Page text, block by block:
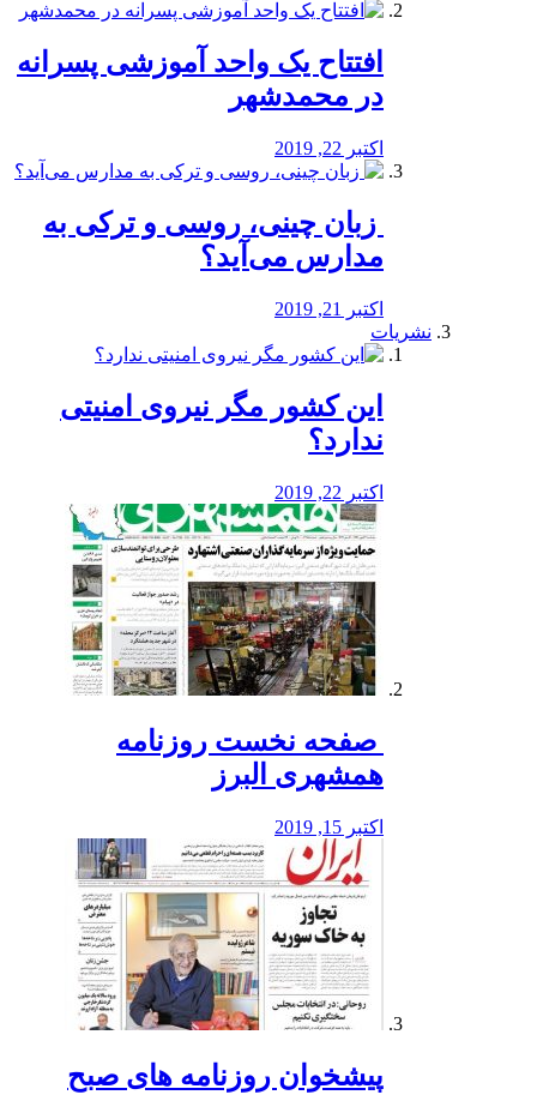
افتتاح یک واحد آموزشی پسرانه
در محمدشهر
اکتبر 22, 2019
️ زبان چینی، روسی و ترکی به
مدارس می‌آید؟
اکتبر 21, 2019
نشریات
این کشور مگر نیروی امنیتی
ندارد؟
اکتبر 22, 2019
️ صفحه نخست روزنامه‌
همشهری البرز
اکتبر 15, 2019
پیشخوان روزنامه های صبح